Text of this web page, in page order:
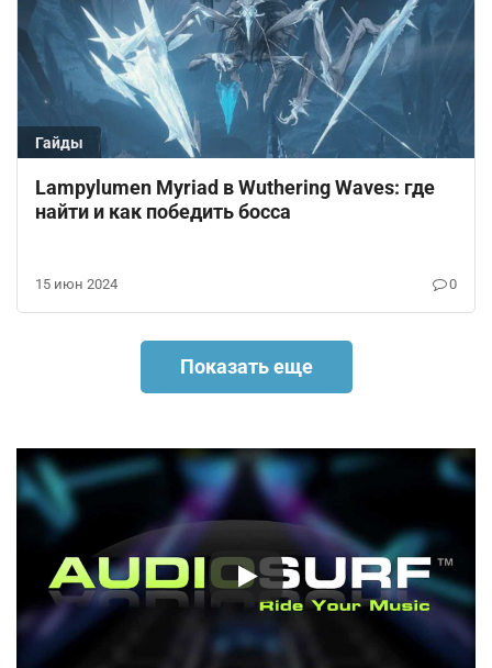
Гайды
Lampylumen Myriad в Wuthering Waves: где
найти и как победить босса
15 июн 2024 0
Показать еще